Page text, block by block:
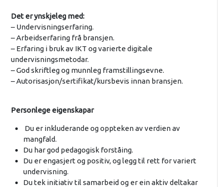
Det er ynskjeleg med:
– Undervisningserfaring.
– Arbeidserfaring frå bransjen.
– Erfaring i bruk av IKT og varierte digitale
undervisningsmetodar.
– God skriftleg og munnleg framstillingsevne.
– Autorisasjon/sertifikat/kursbevis innan bransjen.
Personlege eigenskapar
Du er inkluderande og oppteken av verdien av
mangfald.
Du har god pedagogisk forståing.
Du er engasjert og positiv, og legg til rett for variert
undervisning.
Du tek initiativ til samarbeid og er ein aktiv deltakar